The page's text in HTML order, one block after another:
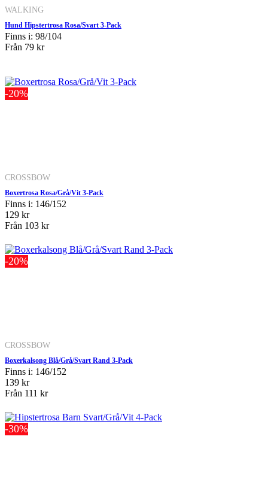
WALKING
Hund Hipstertrosa Rosa/Svart 3-Pack
Finns i: 98/104
Från 79 kr
-20%
CROSSBOW
Boxertrosa Rosa/Grå/Vit 3-Pack
Finns i: 146/152
129 kr
Från 103 kr
-20%
CROSSBOW
Boxerkalsong Blå/Grå/Svart Rand 3-Pack
Finns i: 146/152
139 kr
Från 111 kr
-30%